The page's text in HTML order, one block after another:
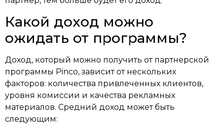
Какой доход можно
ожидать от программы?
Доход, который можно получить от партнерской
программы Pinco, зависит от нескольких
факторов: количества привлеченных клиентов,
уровня комиссии и качества рекламных
материалов. Средний доход может быть
следующим: